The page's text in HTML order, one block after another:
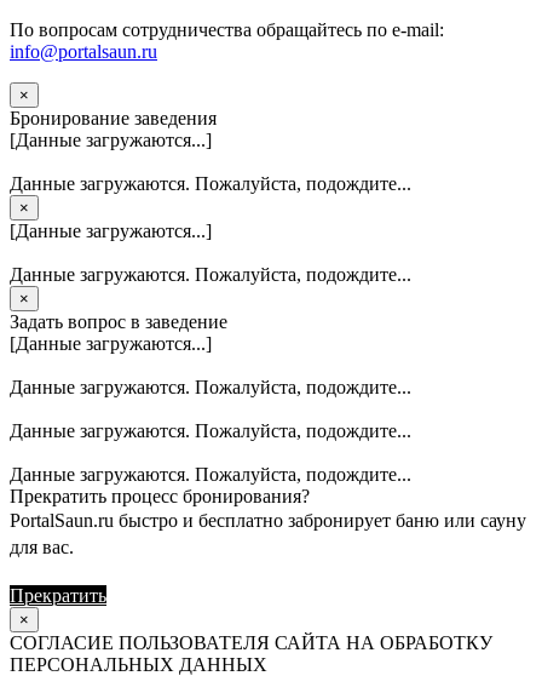
По вопросам сотрудничества обращайтесь по e-mail:
info@portalsaun.ru
×
Бронирование заведения
[Данные загружаются...]
Данные загружаются. Пожалуйста, подождите...
×
[Данные загружаются...]
Данные загружаются. Пожалуйста, подождите...
×
Задать вопрос в заведение
[Данные загружаются...]
Данные загружаются. Пожалуйста, подождите...
Данные загружаются. Пожалуйста, подождите...
Данные загружаются. Пожалуйста, подождите...
Прекратить процесс бронирования?
PortalSaun.ru быстро и бесплатно забронирует баню или сауну
для вас.
Прекратить
×
СОГЛАСИЕ ПОЛЬЗОВАТЕЛЯ САЙТА НА ОБРАБОТКУ
ПЕРСОНАЛЬНЫХ ДАННЫХ